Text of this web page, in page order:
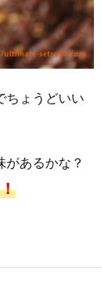
ちょうどいい
があるかな？